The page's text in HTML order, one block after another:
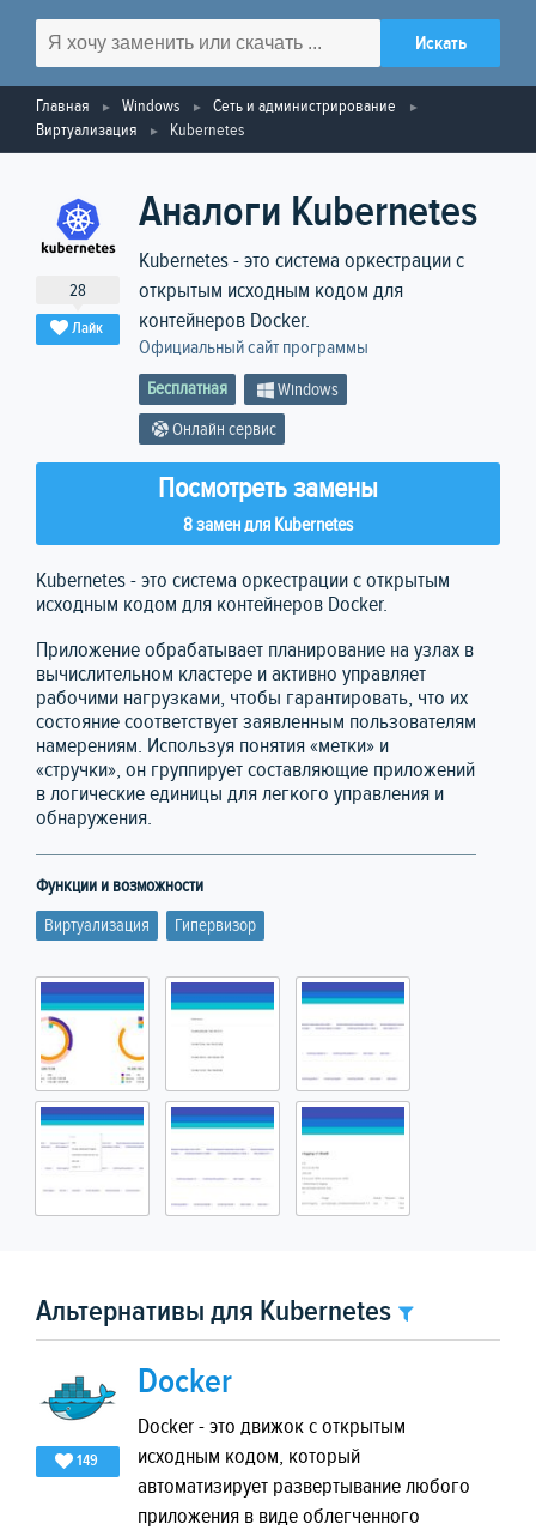
Главная Windows
Сеть и администрирование
Виртуализация
Kubernetes
28
Лайк
Аналоги Kubernetes
Kubernetes - это система оркестрации с
открытым исходным кодом для
контейнеров Docker.
Официальный сайт программы
Бесплатная
Windows
Онлайн сервис
Посмотреть замены
8 замен для Kubernetes
Kubernetes - это система оркестрации с открытым
исходным кодом для контейнеров Docker.
Приложение обрабатывает планирование на узлах в
вычислительном кластере и активно управляет
рабочими нагрузками, чтобы гарантировать, что их
состояние соответствует заявленным пользователям
намерениям. Используя понятия «метки» и
«стручки», он группирует составляющие приложений
в логические единицы для легкого управления и
обнаружения.
Функции и возможности
Виртуализация
Гипервизор
Альтернативы для Kubernetes
149
Docker
Docker - это движок с открытым
исходным кодом, который
автоматизирует развертывание любого
приложения в виде облегченного